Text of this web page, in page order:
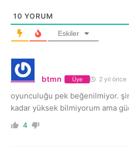
10 YORUM
Eskiler
btmn Üye 2 yıl önce
oyunculuğu pek beğenilmiyor.
kadar yüksek bilmiyorum ama
4